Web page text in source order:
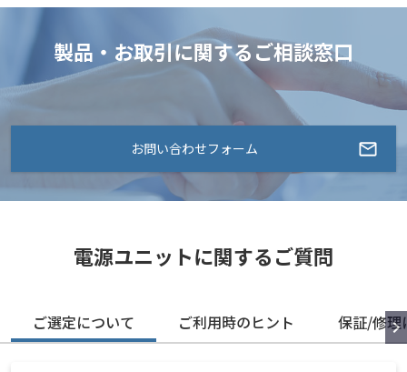
製品・お取引に関するご相談窓口
お問い合わせフォーム
電源ユニットに関するご質問
ご選定について ご利用時のヒント 保証/修理